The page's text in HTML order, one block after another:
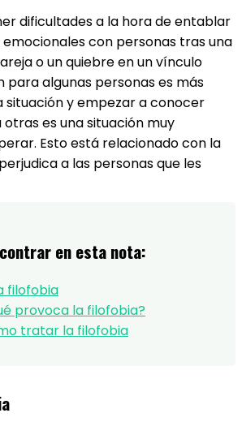
dificultades a la hora de entablar
con personas tras una
o un quiebre en un vínculo
para algunas personas es más
situación y empezar a conocer
es una situación muy
Esto está relacionado con la
a las personas que les
en esta nota:
filofobia
provoca la filofobia?
tratar la filofobia